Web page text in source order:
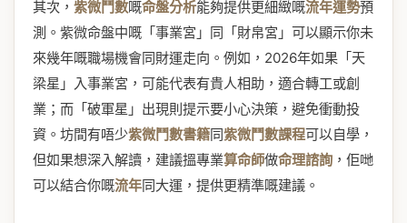
其次， 紫微鬥數嘅命盤分析能夠提供更細緻嘅流年運勢預
測。紫微命盤中嘅「事業宮」同「財帛宮」可以顯示你未
來幾年嘅職場機會同財運走向。例如，2026年如果「天
梁星」入事業宮，可能代表有貴人相助，適合轉工或創
業；而「破軍星」出現則提示要小心決策，避免衝動投
資。坊間有唔少紫微鬥數書籍同紫微鬥數課程可以自學，
但如果想深入解讀，建議搵專業算命師做命理諮詢 ，佢哋
可以結合你嘅流年同大運，提供更精準嘅建議。